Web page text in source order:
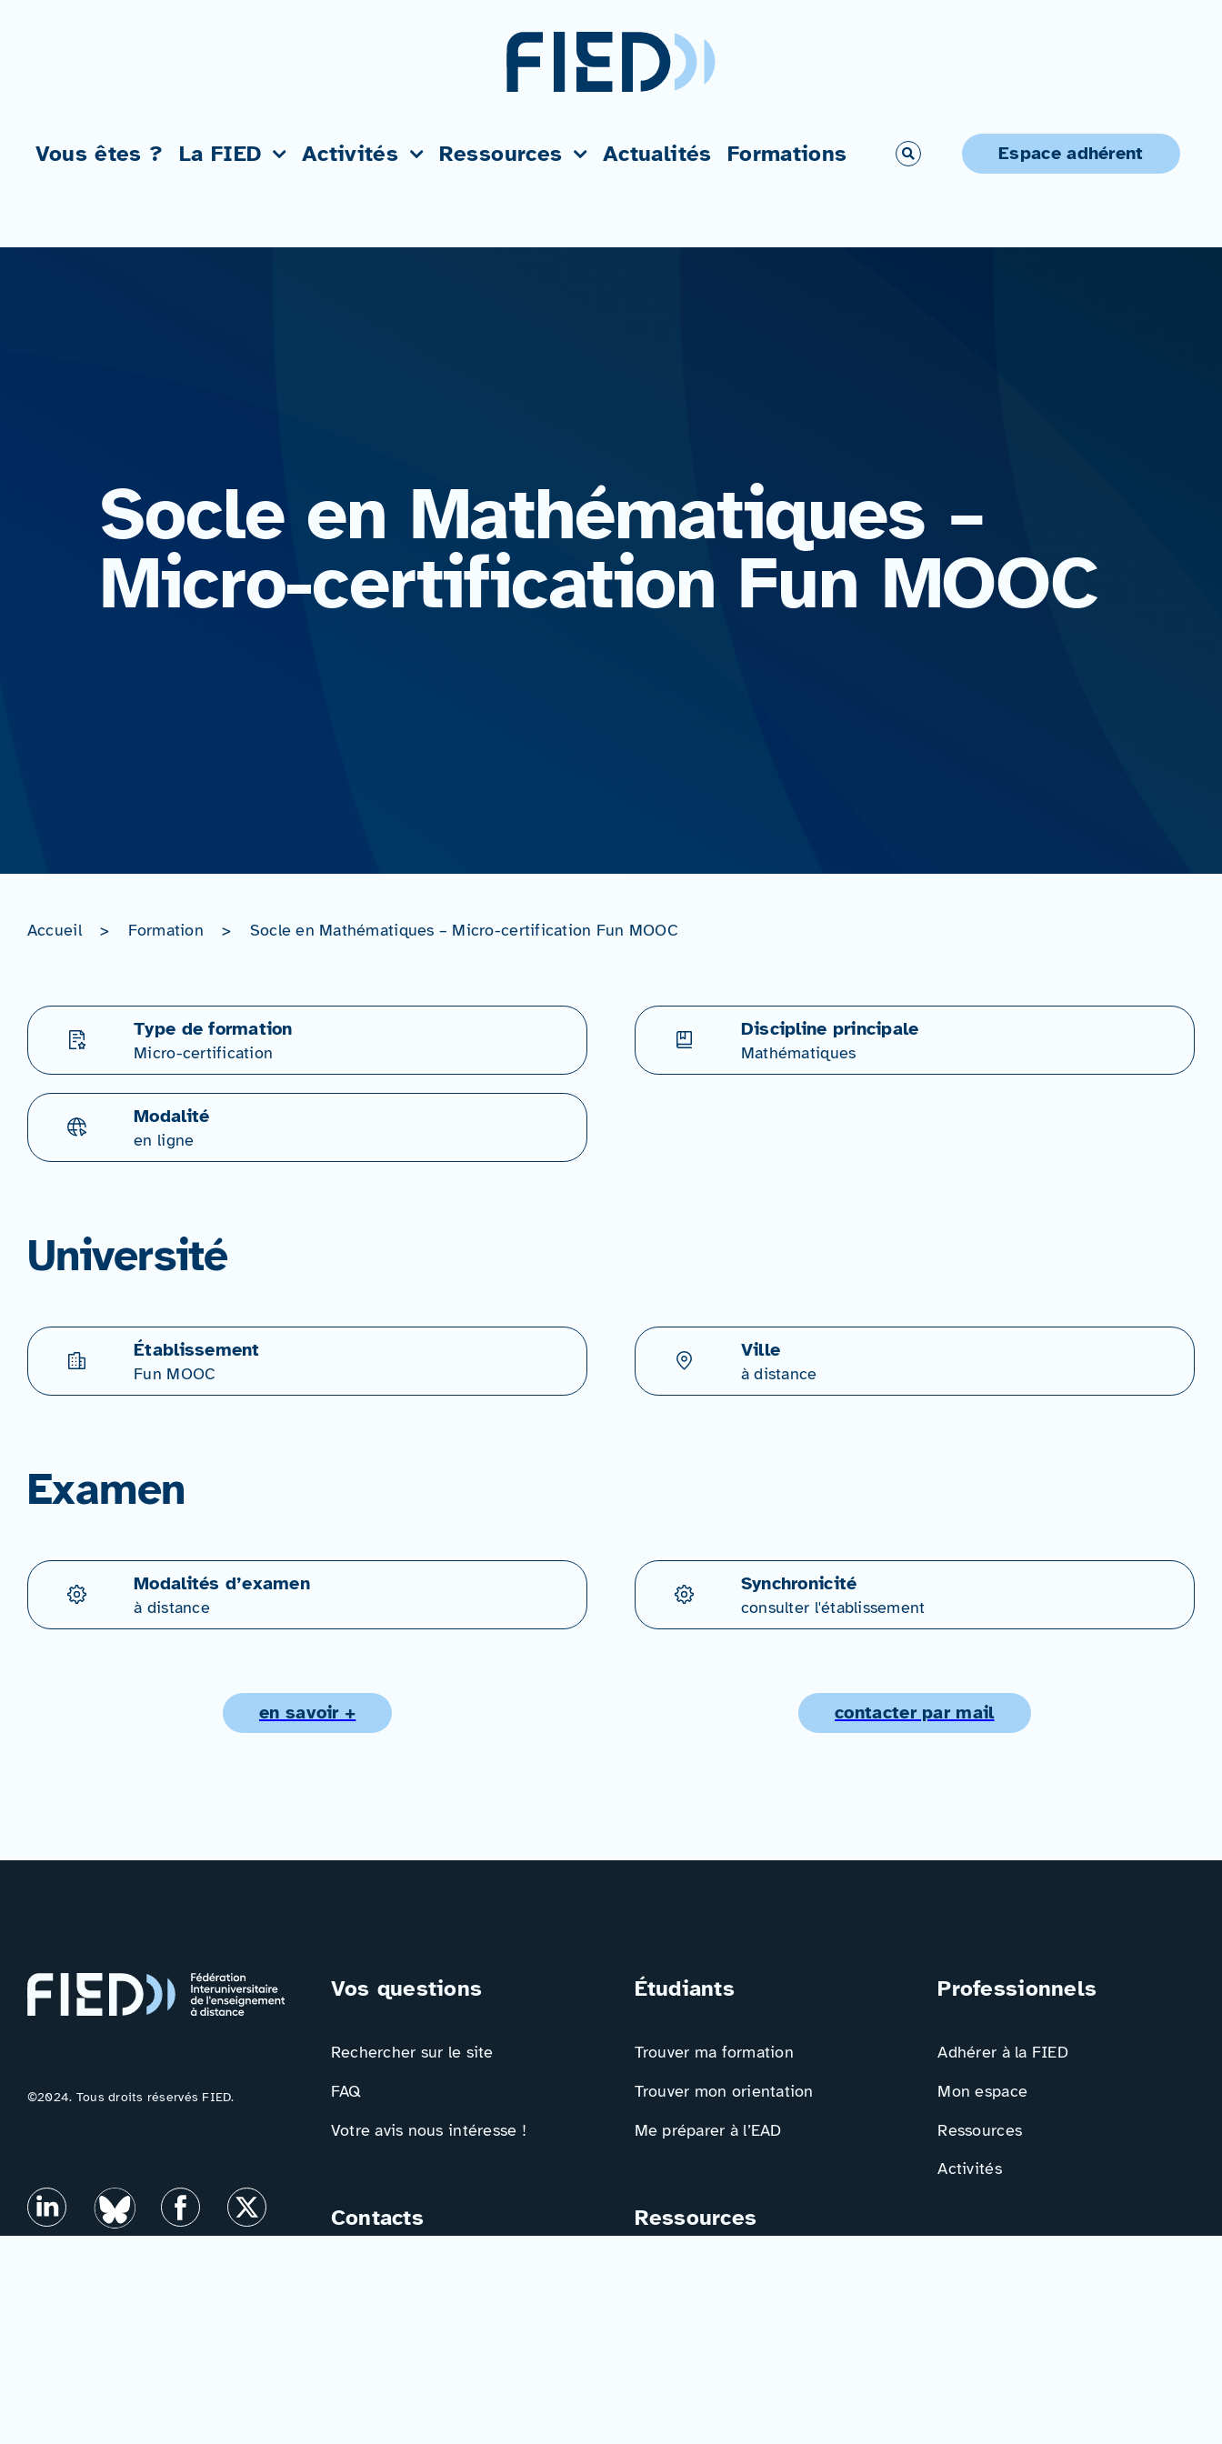
Vous êtes ? La FIED Activités Ressources Actualités Formations Espace adhérent
Socle en Mathématiques –
Micro-certification Fun MOOC
Accueil > Formation > Socle en Mathématiques – Micro-certification Fun MOOC
Type de formation
Micro-certification
Discipline principale
Mathématiques
Modalité
en ligne
Université
Établissement
Fun MOOC
Ville
à distance
Examen
Modalités d’examen
à distance
Synchronicité
consulter l'établissement
en savoir + contacter par mail
©2024. Tous droits réservés FIED.
Vos questions
Rechercher sur le site
FAQ
Votre avis nous intéresse !
Contacts
Étudiants
Trouver ma formation
Trouver mon orientation
Me préparer à l’EAD
Ressources
Professionnels
Adhérer à la FIED
Mon espace
Ressources
Activités